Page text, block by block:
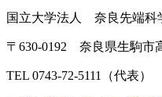
国立大学法人 奈良先端科
〒630-0192 奈良県生駒市
TEL 0743-72-5111（代表）